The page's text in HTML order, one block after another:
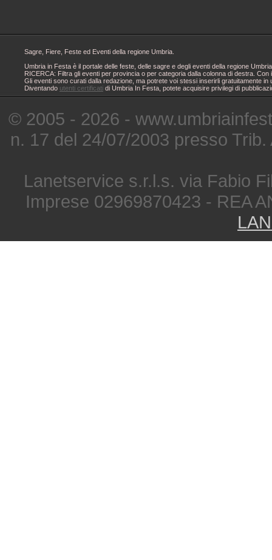
Sagre, Fiere, Feste ed Eventi della regione Umbria.
Umbria in Festa è il portale delle feste, delle sagre e degli eventi della regione
RICERCA: Filtra gli eventi per provincia o per categoria dalla colonna di destra.
Gli eventi sono curati dalla redazione, ma potrete voi stessi inserirli gratuitamente
Diventando utenti certificati di Umbria In Festa, potete acquisire privilegi di
© 2005 - 2026 -
n. 17 del 24/07/2003 presso
Lanetservice s.r.l.s. via Fabio
Imprese 02969870423 - REA